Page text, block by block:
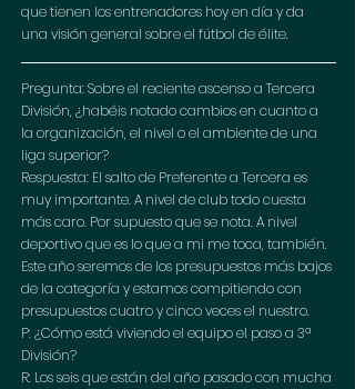
que tienen los entrenadores hoy en día y da
una visión general sobre el fútbol de élite.
Pregunta: Sobre el reciente ascenso a Tercera
División, ¿habéis notado cambios en cuanto a
la organización, el nivel o el ambiente de una
liga superior?
Respuesta: El salto de Preferente a Tercera es
muy importante. A nivel de club todo cuesta
más caro. Por supuesto que se nota. A nivel
deportivo que es lo que a mi me toca, también.
Este año seremos de los presupuestos más bajos
de la categoría y estamos compitiendo con
presupuestos cuatro y cinco veces el nuestro.
P: ¿Cómo está viviendo el equipo el paso a 3ª
División?
R: Los seis que están del año pasado con mucha